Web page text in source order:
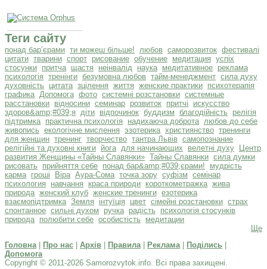
Теги сайту
понад бар’єрами ти можеш більше! любов саморозвиток фестивалі
цитати тварини спорт рисование обучение медитация успіх
стосунки притча щастя неінвалід наука медитативное реклама
психологія тренінги безумовна любов тайм-менеджмент сила духу
духовність
цитата зцілення життя женские практики психотерапія
графика Допомога фото системні розстановки системные
расстановки відносини семинар розвиток притчі
искусство
здоров&amp;#039;я діти відпочинок буддизм благодійність
релігія
підтримка практична психологія надихаюча доброта любов до себе
живопись екологічне мислення эзотерика християнство тренинги
для женщин тренинг творчество тантра Львів самопознание
релігійні та духовні книги йога для начинающих велетні духу
Центр
развития Женщины «Тайны Славянки» Тайны Славянки сила думки
рисовать
прийняття себе понад бар&amp;#039;єрами!
мудрість
карма гроші Віра Аура-Сома точка зору суфізм семінар
психология
навчання краса природи короткометражка жива
природа женский клуб женские тренинги езотерика
взаємопідтримка Земля інтуїція цвет сімейні розстановки страх
спонтанное сильні духом ручка радість
психологія стосунків
природа полюбити себе особистість
медитации
Ще
Головна| Про нас Архів Правила| Реклама| Поділись
Допомога
Copyright © 2011-2026 Samorozvytok.info. Всі права захищені.